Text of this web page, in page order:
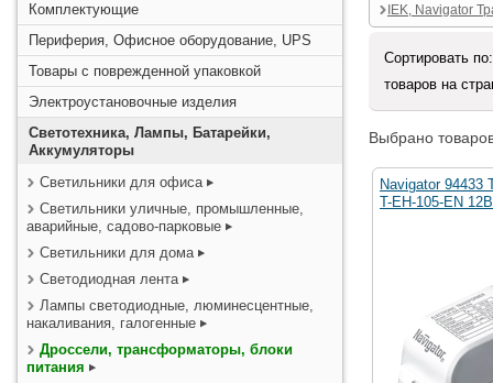
Комплектующие
Периферия, Офисное оборудование, UPS
Товары с поврежденной упаковкой
Электроустановочные изделия
Светотехника, Лампы, Батарейки,
Аккумуляторы
Светильники для офиса
Светильники уличные, промышленные,
аварийные, садово-парковые
Светильники для дома
Светодиодная лента
Лампы светодиодные, люминесцентные,
накаливания, галогенные
Дроссели, трансформаторы, блоки
питания
IEK, Navigator
Сортировать
товаров на
Выбрано
Navigator 94433
T-EH-105-EN